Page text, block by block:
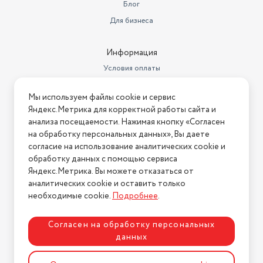
Особенности конструкции
Низкий уровень шума при
работе
Защита двигателя от перегрева от детей
Класс отжима
A
Сушка
конденсационная
Основной цвет
белый
Дата окончания действия
сертификата/декларации
14.07.2030
Дата регистрации
15.07.2025
Страна производства
Китай
Блог
Для бизнеса
Информация
Условия оплаты
Условия возврата
Нашли ошибку на сайте? Напишите нам
2026 © Интернет-магазин "АстМаркет". У нас есть всё!
Политика конфиденциальности
Разработка сайтаASTDESIGN
Мы используем файлы cookie и сервис
Яндекс.Метрика для корректной работы сайта и
анализа посещаемости. Нажимая кнопку «Согласен
на обработку персональных данных», Вы даете
согласие на использование аналитических cookie и
обработку данных с помощью сервиса
Яндекс.Метрика. Вы можете отказаться от
аналитических cookie и оставить только
необходимые cookie.Подробнее.
Согласен на обработку персональных
данных